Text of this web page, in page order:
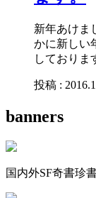
新年あけま
かに新しい
しておりま
投稿 :
banners
国内外SF奇書珍